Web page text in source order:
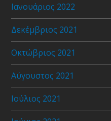
Ιανουάριος 2022
Δεκέμβριος 2021
Οκτώβριος 2021
Αύγουστος 2021
Ιούλιος 2021